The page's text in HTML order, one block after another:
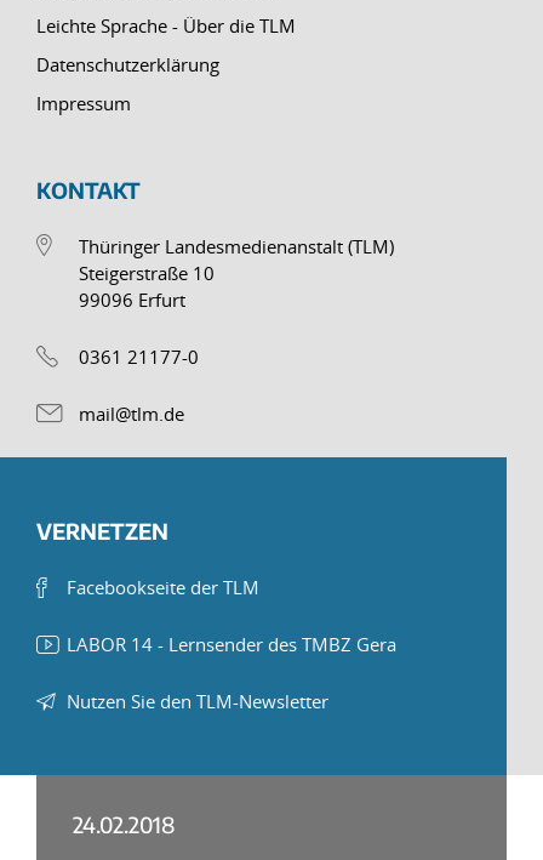
Leichte Sprache - Über die TLM
Datenschutzerklärung
Impressum
KONTAKT
Thüringer Landesmedienanstalt (TLM)
Steigerstraße 10
99096 Erfurt
0361 21177-0
mail@tlm.de
VERNETZEN
Facebookseite der TLM
LABOR 14 - Lernsender des TMBZ Gera
Nutzen Sie den TLM-Newsletter
24.02.2018